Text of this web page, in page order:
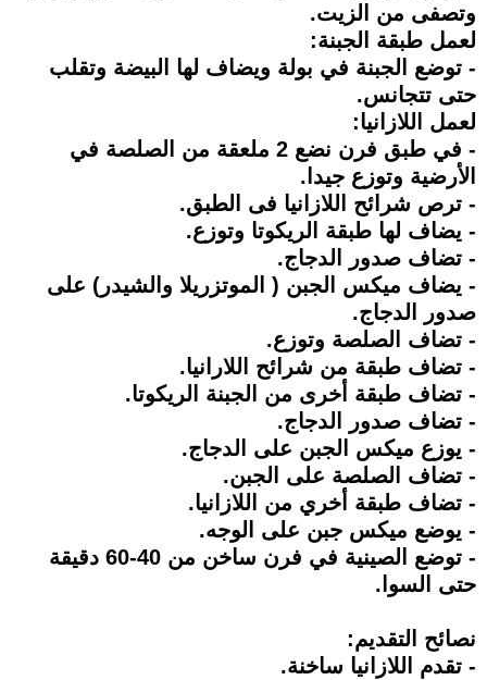
وتصفى من الزيت.
لعمل طبقة الجبنة:
- توضع الجبنة في بولة ويضاف لها البيضة وتقلب
حتى تتجانس.
لعمل اللازانيا:
- في طبق فرن نضع 2 ملعقة من الصلصة في
الأرضية وتوزع جيدا.
- ترص شرائح اللازانيا فى الطبق.
- يضاف لها طبقة الريكوتا وتوزع.
- تضاف صدور الدجاج.
- يضاف ميكس الجبن ( الموتزريلا والشيدر) على
صدور الدجاج.
- تضاف الصلصة وتوزع.
- تضاف طبقة من شرائح اللارانيا.
- تضاف طبقة أخرى من الجبنة الريكوتا.
- تضاف صدور الدجاج.
- يوزع ميكس الجبن على الدجاج.
- تضاف الصلصة على الجبن.
- تضاف طبقة أخري من اللازانيا.
- يوضع ميكس جبن على الوجه.
- توضع الصينية في فرن ساخن من 40-60 دقيقة
حتى السوا.
نصائح التقديم:
- تقدم اللازانيا ساخنة.